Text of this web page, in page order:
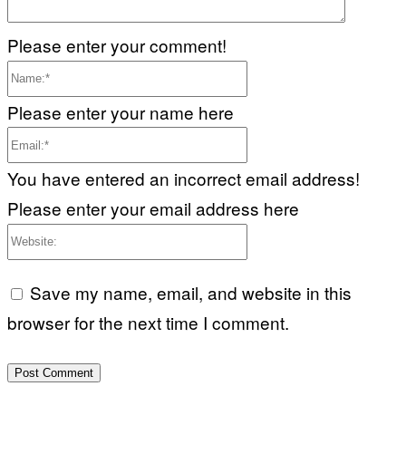
Please enter your comment!
Please enter your name here
You have entered an incorrect email address!
Please enter your email address here
Save my name, email, and website in this
browser for the next time I comment.